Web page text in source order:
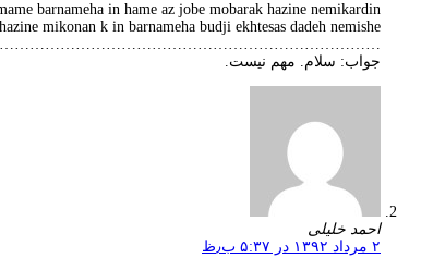
barnameha in hame az jobe mobarak hazine nemikardin
mikonan k in barnameha budji ekhtesas dadeh nemishe
جواب: سلام. مهم نیست.
احمد خلیلی
۲ مرداد ۱۳۹۲ در ۵:۳۷ ب٫ظ